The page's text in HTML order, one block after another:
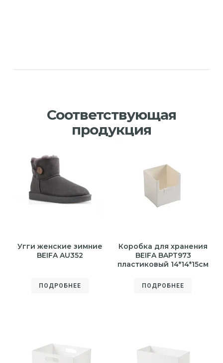
Соответствующая
продукция
Угги женские зимние
BEIFA AU352
ПОДРОБНЕЕ
Коробка для хранения
BEIFA BAPT973
пластиковый 14*14*15см
ПОДРОБНЕЕ